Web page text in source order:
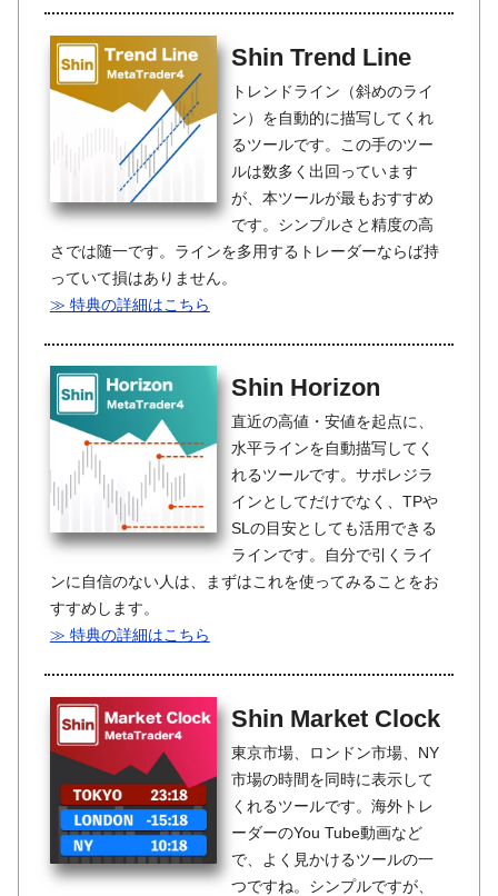
Shin Trend Line
トレンドライン（斜めのライ
ン）を自動的に描写してくれ
るツールです。この手のツー
ルは数多く出回っています
が、本ツールが最もおすすめ
です。シンプルさと精度の高
さでは随一です。ラインを多用するトレーダーならば持
っていて損はありません。
≫ 特典の詳細はこちら
Shin Horizon
直近の高値・安値を起点に、
水平ラインを自動描写してく
れるツールです。サポレジラ
インとしてだけでなく、TPや
SLの目安としても活用できる
ラインです。自分で引くライ
ンに自信のない人は、まずはこれを使ってみることをお
すすめします。
≫ 特典の詳細はこちら
Shin Market Clock
東京市場、ロンドン市場、NY
市場の時間を同時に表示して
くれるツールです。海外トレ
ーダーのYou Tube動画など
で、よく見かけるツールの一
つですね。シンプルですが、